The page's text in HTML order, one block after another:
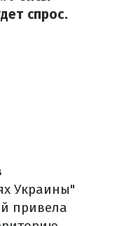
спрос.
Украины"
привела